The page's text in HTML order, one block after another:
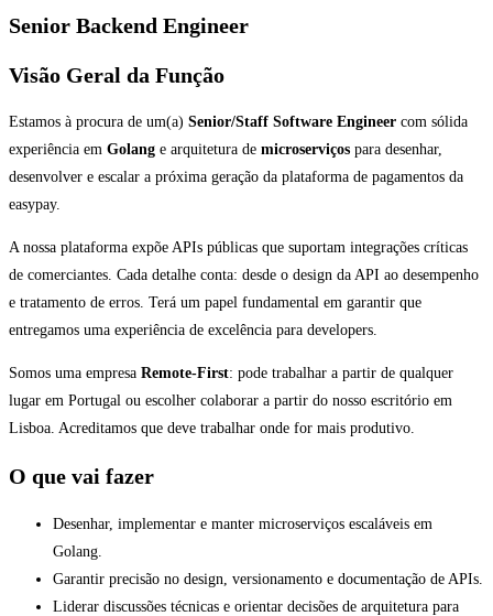
Senior Backend Engineer
Visão Geral da Função
Estamos à procura de um(a) Senior/Staff Software Engineer com sólida
experiência em Golang e arquitetura de microserviços para desenhar,
desenvolver e escalar a próxima geração da plataforma de pagamentos da
easypay.
A nossa plataforma expõe APIs públicas que suportam integrações críticas
de comerciantes. Cada detalhe conta: desde o design da API ao desempenho
e tratamento de erros. Terá um papel fundamental em garantir que
entregamos uma experiência de excelência para developers.
Somos uma empresa Remote-First: pode trabalhar a partir de qualquer
lugar em Portugal ou escolher colaborar a partir do nosso escritório em
Lisboa. Acreditamos que deve trabalhar onde for mais produtivo.
O que vai fazer
Desenhar, implementar e manter microserviços escaláveis em
Golang.
Garantir precisão no design, versionamento e documentação de APIs.
Liderar discussões técnicas e orientar decisões de arquitetura para